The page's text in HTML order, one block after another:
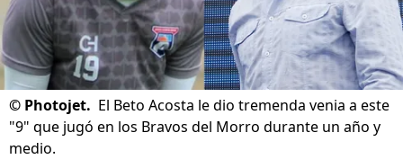
© Photojet. El Beto Acosta le dio tremenda venia a este
"9" que jugó en los Bravos del Morro durante un año y
medio.